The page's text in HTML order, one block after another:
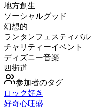
地方創生
ソーシャルグッド
幻想的
ランタンフェスティバル
チャリティーイベント
ディズニー音楽
四街道
参加者のタグ
ロック好き
好奇心旺盛